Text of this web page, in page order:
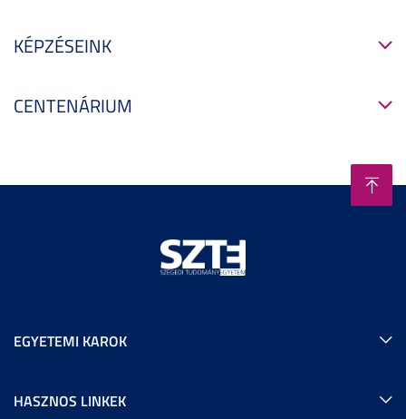
KÉPZÉSEINK
CENTENÁRIUM
EGYETEMI KAROK
HASZNOS LINKEK